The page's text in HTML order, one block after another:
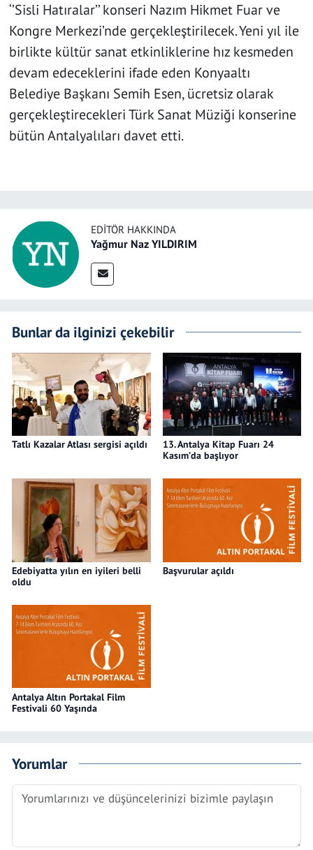
‘’Sisli Hatıralar’’ konseri Nazım Hikmet Fuar ve
Kongre Merkezi’nde gerçekleştirilecek. Yeni yıl ile
birlikte kültür sanat etkinliklerine hız kesmeden
devam edeceklerini ifade eden Konyaaltı
Belediye Başkanı Semih Esen, ücretsiz olarak
gerçekleştirecekleri Türk Sanat Müziği konserine
bütün Antalyalıları davet etti.
EDITÖR HAKKINDA
Yağmur Naz YILDIRIM
Bunlar da ilginizi çekebilir
Tatlı Kazalar Atlası sergisi açıldı
13. Antalya Kitap Fuarı 24
Kasım’da başlıyor
Edebiyatta yılın en iyileri belli
oldu
Başvurular açıldı
Antalya Altın Portakal Film
Festivali 60 Yaşında
Yorumlar